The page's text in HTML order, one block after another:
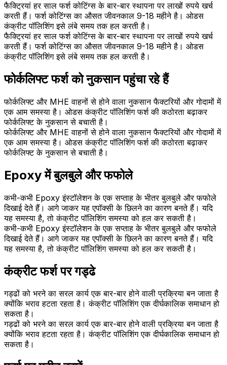
फैक्ट्रियां हर साल फर्श कोटिंग्स के बार-बार स्थापना पर लाखों रुपये खर्च
करती हैं। फर्श कोटिंग्स का औसत जीवनकाल 9-18 महीने है। ओडस
कंक्रीट पॉलिशिंग इसे लंबे समय तक हल करती है।
फैक्ट्रियां हर साल फर्श कोटिंग्स के बार-बार स्थापना पर लाखों रुपये खर्च
करती हैं। फर्श कोटिंग्स का औसत जीवनकाल 9-18 महीने है। ओडस
कंक्रीट पॉलिशिंग इसे लंबे समय तक हल करती है।
फोर्कलिफ्ट फर्श को नुकसान पहुंचा रहे हैं
फोर्कलिफ्ट और MHE वाहनों से होने वाला नुकसान फैक्टरियों और गोदामों में
एक आम समस्या है। ओडस कंक्रीट पॉलिशिंग फर्श की कठोरता बढ़ाकर
फोर्कलिफ्ट के नुकसान से बचाती है।
फोर्कलिफ्ट और MHE वाहनों से होने वाला नुकसान फैक्टरियों और गोदामों में
एक आम समस्या है। ओडस कंक्रीट पॉलिशिंग फर्श की कठोरता बढ़ाकर
फोर्कलिफ्ट के नुकसान से बचाती है।
Epoxy में बुलबुले और फफोले
कभी-कभी Epoxy इंस्टॉलेशन के एक सप्ताह के भीतर बुलबुले और फफोले
दिखाई देते हैं। आगे जाकर यह एपॉक्सी के छिलने का कारण बनते हैं। यदि
यह समस्या है, तो कंक्रीट पॉलिशिंग समस्या को हल कर सकती है।
कभी-कभी Epoxy इंस्टॉलेशन के एक सप्ताह के भीतर बुलबुले और फफोले
दिखाई देते हैं। आगे जाकर यह एपॉक्सी के छिलने का कारण बनते हैं। यदि
यह समस्या है, तो कंक्रीट पॉलिशिंग समस्या को हल कर सकती है।
कंक्रीट फर्श पर गड्ढे
गड्ढों को भरने का सरल कार्य एक बार-बार होने वाली प्रक्रिया बन जाता है
क्योंकि भराव हटता रहता है। कंक्रीट पॉलिशिंग एक दीर्घकालिक समाधान हो
सकता है।
गड्ढों को भरने का सरल कार्य एक बार-बार होने वाली प्रक्रिया बन जाता है
क्योंकि भराव हटता रहता है। कंक्रीट पॉलिशिंग एक दीर्घकालिक समाधान हो
सकता है।